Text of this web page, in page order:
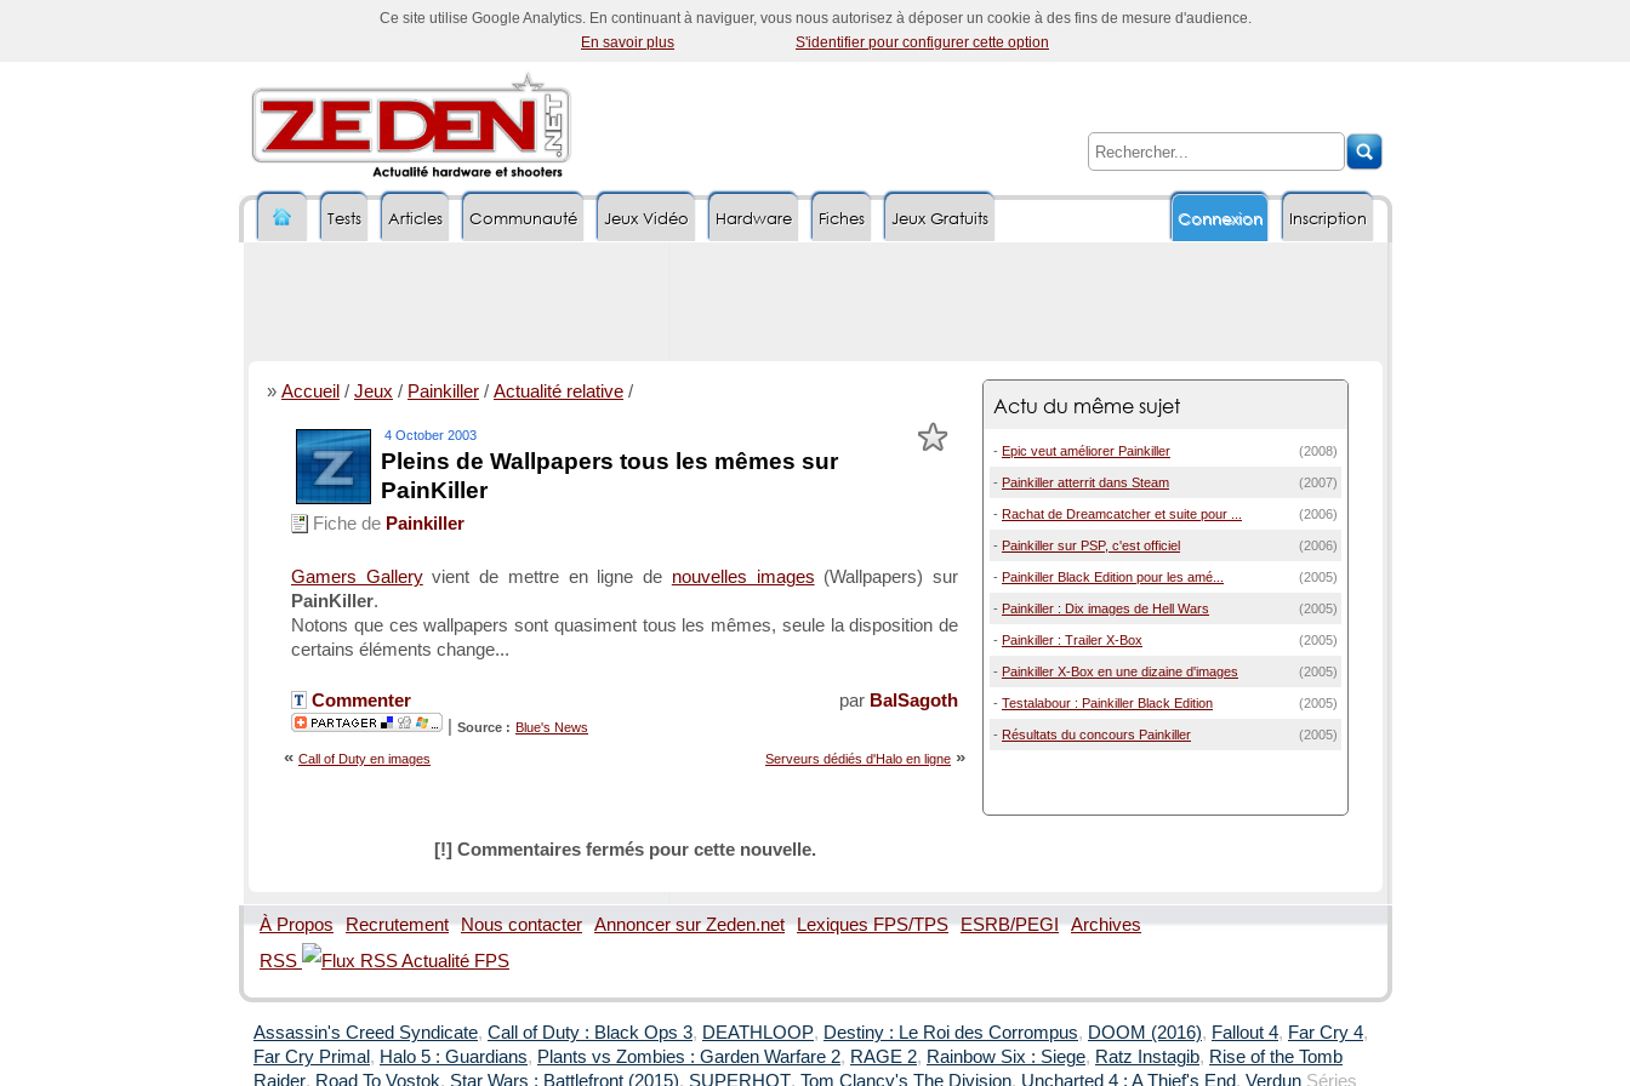
Ce site utilise Google Analytics. En continuant à naviguer, vous nous autorisez à déposer un cookie à des fins de mesure d'audience.
En savoir plus
S'identifier pour configurer cette option
Inscription
Tests Articles Communauté Jeux Vidéo Hardware Fiches Connexion
Jeux Gratuits
» Accueil / Jeux / Painkiller / Actualité relative /
4 October 2003
Pleins de Wallpapers tous les mêmes sur
PainKiller
Fiche de Painkiller
Gamers Galleryvient de mettre en ligne de nouvelles images (Wallpapers) sur
PainKiller.
Notons que ces wallpapers sont quasiment tous les mêmes, seule la disposition de
certains éléments change...
par BalSagoth
Commenter
Source : Blue's News
Serveurs dédiés d'Halo en ligne »
« Call of Duty en images
[!] Commentaires fermés pour cette nouvelle.
Actu du même sujet
- Epic veut améliorer Painkiller (2008)
- Painkiller atterrit dans Steam (2007)
- Rachat de Dreamcatcher et suite pour ... (2006)
- Painkiller sur PSP, c'est officiel (2006)
- Painkiller Black Edition pour les amé... (2005)
- Painkiller : Dix images de Hell Wars (2005)
- Painkiller : Trailer X-Box (2005)
- Painkiller X-Box en une dizaine d'images (2005)
- Testalabour : Painkiller Black Edition (2005)
- Résultats du concours Painkiller (2005)
À Propos Recrutement Nous contacter Annoncer sur Zeden.net Lexiques FPS/TPS ESRB/PEGI
Archives
RSS
Assassin's Creed Syndicate, Call of Duty : Black Ops 3, DEATHLOOP, Destiny : Le Roi des Corrompus, DOOM (2016), Fallout 4, Far Cry 4,
Far Cry Primal , Halo 5 : Guardians, Plants vs Zombies : Garden Warfare 2, RAGE 2, Rainbow Six : Siege, Ratz Instagib, Rise of the Tomb
Raider, Road To Vostok, Star Wars : Battlefront (2015), SUPERHOT, Tom Clancy's The Division, Uncharted 4 : A Thief's End, Verdun Séries